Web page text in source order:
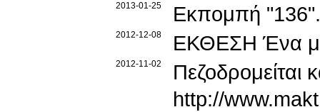
2013-01-25 Εκπομπή "136".
2012-12-08 ΕΚΘΕΣΗ Ένα
2012-11-02
Πεζοδρομείται
http://